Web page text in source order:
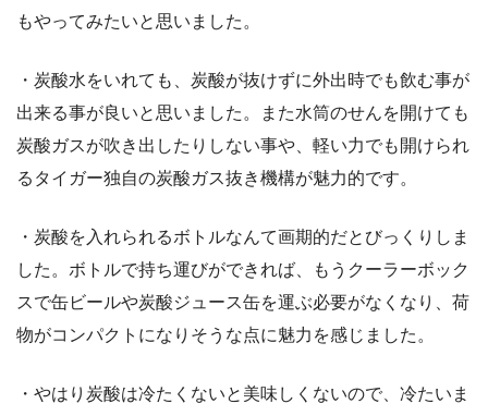
もやってみたいと思いました。
・炭酸水をいれても、炭酸が抜けずに外出時でも飲む事が
出来る事が良いと思いました。また水筒のせんを開けても
炭酸ガスが吹き出したりしない事や、軽い力でも開けられ
るタイガー独自の炭酸ガス抜き機構が魅力的です。
・炭酸を入れられるボトルなんて画期的だとびっくりしま
した。ボトルで持ち運びができれば、もうクーラーボック
スで缶ビールや炭酸ジュース缶を運ぶ必要がなくなり、荷
物がコンパクトになりそうな点に魅力を感じました。
・やはり炭酸は冷たくないと美味しくないので、冷たいま